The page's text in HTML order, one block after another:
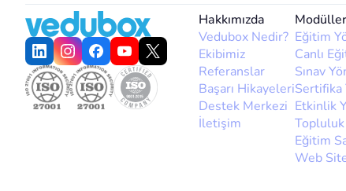
Hakkımızda
Vedubox Nedir?
Ekibimiz
Referanslar
Başarı Hikayeleri
Destek Merkezi
İletişim
Modüller
Eğitim
Canlı
Sınav
Sertifika
Etkinlik
Eğitim
Web